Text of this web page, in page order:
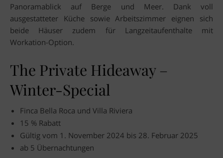
Panoramablick auf Berge und Meer. Dank voll
ausgestatteter Küche sowie Arbeitszimmer eignen sich
beide Häuser zudem für Langzeitaufenthalte mit
Workation-Option.
The Private Hideaway –
Winter-Special
Finca Bella Roca und Villa Riviera
15 % Rabatt
Gültig vom 1. November 2024 bis 28. Februar 2025
ab 5 Übernachtungen